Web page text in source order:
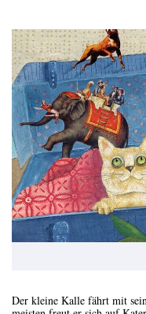
Der kleine Kalle fährt mit